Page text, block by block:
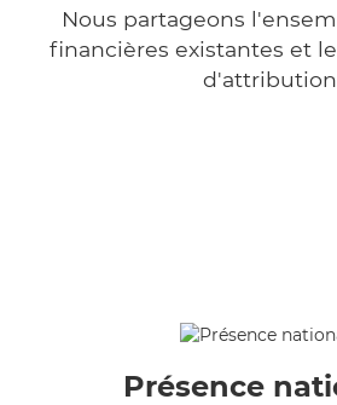
Nous partageons
financières existantes et
d'attribution
Présence